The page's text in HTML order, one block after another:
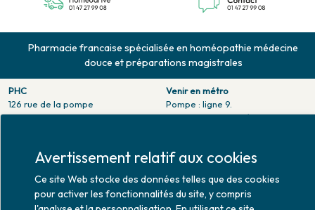
Pharmacie francaise spécialisée en homéopathie médecine
douce et préparations magistrales
PHC
126 rue de la pompe
75116 PARIS
Lundi : 10h30 - 20h00
Mardi au vendredi : 9h00 -
Venir en métro
Pompe : ligne 9.
Trocadero : ligne 6/9.
Venir en bus
Avertissement relatif aux cookies
Ce site Web stocke des données telles que des cookies
pour activer les fonctionnalités du site, y compris